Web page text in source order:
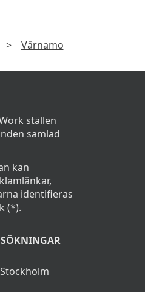
> Värnamo
ställen
samlad
kan
identifieras
(*).